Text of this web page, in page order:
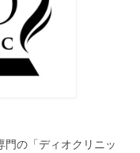
の「ディオクリニッ